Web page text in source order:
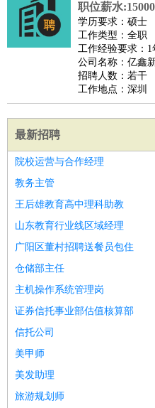
职位薪水
学历要求：硕士
工作类型：全职
工作经验要求：1
公司名称：亿鑫
招聘人数：若干
工作地点：深圳
最新招聘
院校运营与合作经理
教务主管
王后雄教育高中理科助教
山东教育行业线区域经理
广阳区董村招聘送餐员包住
仓储部主任
主机操作系统管理岗
证券信托事业部估值核算部
信托公司
美甲师
美发助理
旅游规划师